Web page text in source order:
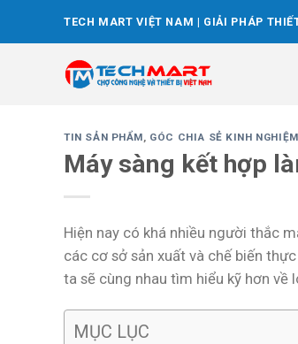
TECH MART VIỆT NAM | GIẢI PHÁP
TIN SẢN PHẨM, GÓC CHIA SẺ KINH NGHIỆM
Máy sàng kết hợp
Hiện nay có khá nhiều người thắc
các cơ sở sản xuất và chế biến
ta sẽ cùng nhau tìm hiểu kỹ hơn về
MỤC LỤC